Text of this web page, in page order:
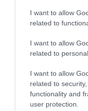
I want to allow
related to
I want to allow
related to
I want to allow
related to
functionality and
user protection.
Forrás:Dazed
Nyitókép: Eliott
FELMONDÁS
2026.